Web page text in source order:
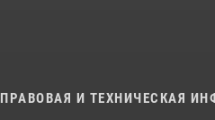
ПРАВОВАЯ И ТЕХНИЧЕСКАЯ